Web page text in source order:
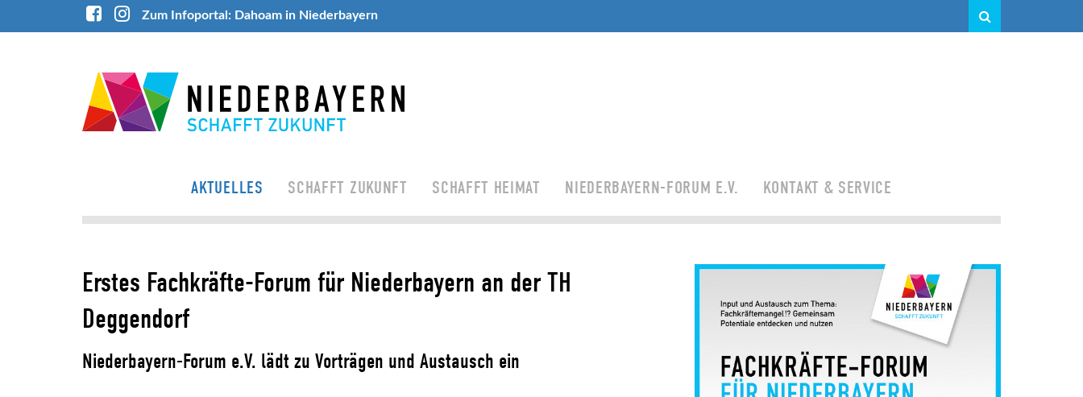
Zum Infoportal: Dahoam in Niederbayern
AKTUELLES SCHAFFT ZUKUNFT SCHAFFT HEIMAT NIEDERBAYERN-FORUM E.V. KONTAKT & SERVICE
Erstes Fachkräfte-Forum für Niederbayern an der TH
Deggendorf
Niederbayern-Forum e.V. lädt zu Vorträgen und Austausch ein